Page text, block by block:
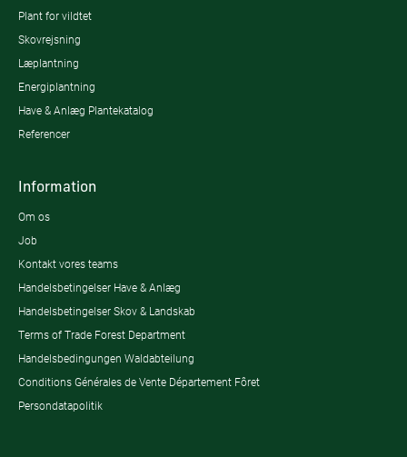
Plant for vildtet
Skovrejsning
Læplantning
Energiplantning
Have & Anlæg Plantekatalog
Referencer
Information
Om os
Job
Kontakt vores teams
Handelsbetingelser Have & Anlæg
Handelsbetingelser Skov & Landskab
Terms of Trade Forest Department
Handelsbedingungen Waldabteilung
Conditions Générales de Vente Département Fôret
Persondatapolitik